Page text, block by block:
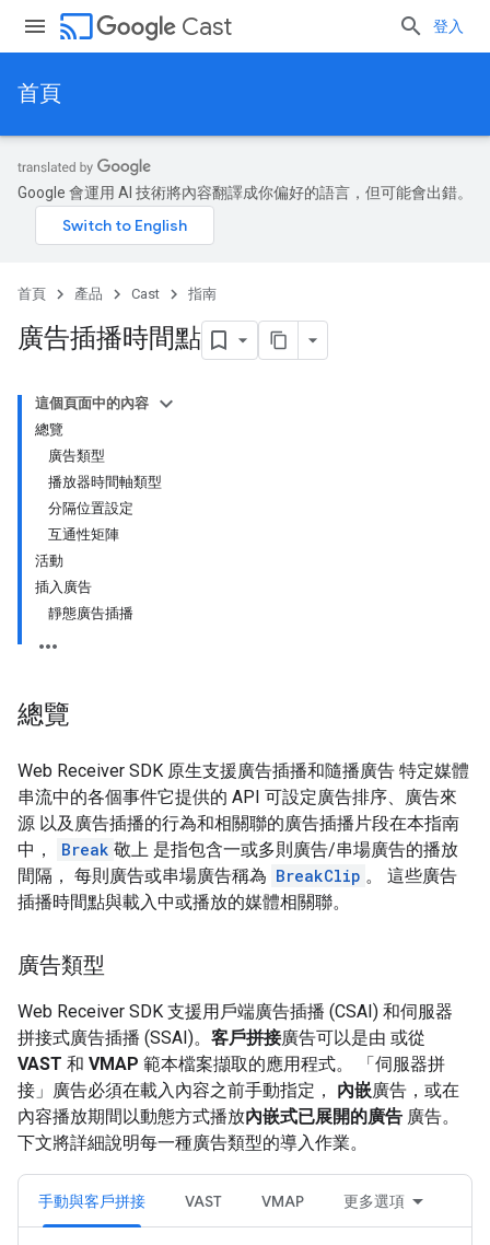
cast Cast 登入
首頁
Google 會運用 AI 技術將內容翻譯成你偏好的語言，但可能會出錯。
首頁 產品 Cast 指南
廣告插播時間點
這個頁面中的內容
總覽
廣告類型
播放器時間軸類型
分隔位置設定
互通性矩陣
活動
插入廣告
靜態廣告插播
總覽
Web Receiver SDK 原生支援廣告插播和隨播廣告 特定媒體
串流中的各個事件它提供的 API 可設定廣告排序、廣告來
源 以及廣告插播的行為和相關聯的廣告插播片段在本指南
中，
Break 敬上 是指包含一或多則廣告/串場廣告的播放
間隔， 每則廣告或串場廣告稱為 BreakClip 。 這些廣告
插播時間點與載入中或播放的媒體相關聯。
廣告類型
Web Receiver SDK 支援用戶端廣告插播 (CSAI) 和伺服器
拼接式廣告插播 (SSAI)。 客戶拼接廣告可以是由 或從
VAST 和 VMAP 範本檔案擷取的應用程式。 「伺服器拼
接」 廣告必須在載入內容之前手動指定， 內嵌廣告，或在
內容播放期間以動態方式播放內嵌式已展開的廣告 廣告。
下文將詳細說明每一種廣告類型的導入作業。
手動與客戶拼接 VAST VMAP 更多選項